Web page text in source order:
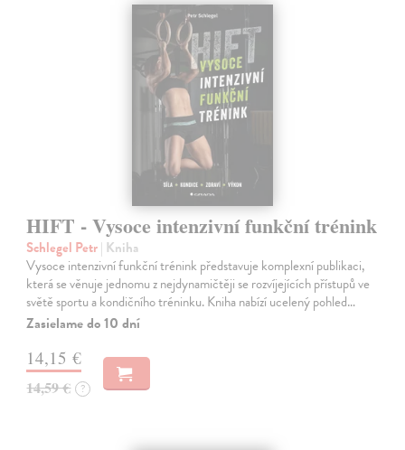
HIFT - Vysoce intenzivní funkční trénink
Schlegel Petr| Kniha
Vysoce intenzivní funkční trénink představuje komplexní publikaci,
která se věnuje jednomu z nejdynamičtěji se rozvíjejících přístupů ve
světě sportu a kondičního tréninku. Kniha nabízí ucelený pohled…
Zasielame do 10 dní
14,15 €
14,59 € ?